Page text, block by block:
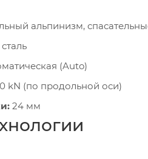
альпинизм,
(Auto)
kN (по продольной оси)
24 мм